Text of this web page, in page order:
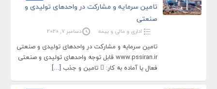
تامین سرمایه و مشارکت در واحدهای تولیدی و
صنعتی
اداری و مالی و بیمه دسامبر 7, 2020
تامین سرمایه و مشارکت در واحدهای تولیدی و صنعتی
www.pssiran.ir قابل توجه واحدهای تولیدی و صنعتی
فعال یا آماده به کار:  تامین و جذب
[…]